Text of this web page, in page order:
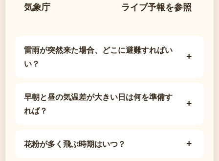
気象庁 ライブ予報を参照
雷雨が突然来た場合、どこに避難すればい
い？
早朝と昼の気温差が大きい日は何を準備す
れば？
花粉が多く飛ぶ時期はいつ？